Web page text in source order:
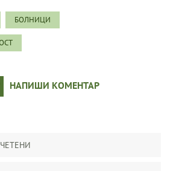
БОЛНИЦИ
НАПИШИ КОМЕНТАР